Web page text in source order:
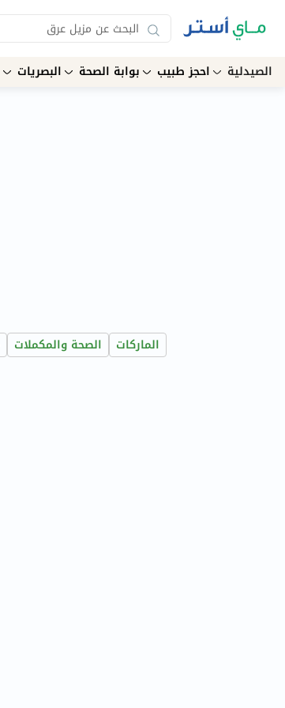
الصيدلية احجز طبيب بوابة الصحة البصريات
الماركات الصحة والمكملات